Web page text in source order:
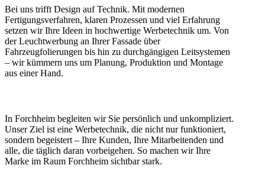
Bei uns trifft Design auf Technik. Mit modernen
Fertigungsverfahren, klaren Prozessen und viel Erfahrung
setzen wir Ihre Ideen in hochwertige Werbetechnik um. Von
der Leuchtwerbung an Ihrer Fassade über
Fahrzeugfolierungen bis hin zu durchgängigen Leitsystemen
– wir kümmern uns um Planung, Produktion und Montage
aus einer Hand.
In Forchheim begleiten wir Sie persönlich und unkompliziert.
Unser Ziel ist eine Werbetechnik, die nicht nur funktioniert,
sondern begeistert – Ihre Kunden, Ihre Mitarbeitenden und
alle, die täglich daran vorbeigehen. So machen wir Ihre
Marke im Raum Forchheim sichtbar stark.